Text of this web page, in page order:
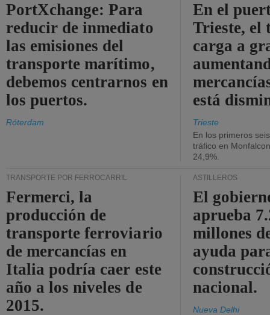
PortXchange: Para
reducir de inmediato
las emisiones del
transporte marítimo,
debemos centrarnos en
los puertos.
Róterdam
En el
Trieste, el
carga a
está
Trieste
En los primeros
tráfico en
24,9%.
TRANSPORTE POR FERROCARRIL
Fermerci, la
producción de
transporte ferroviario
de mercancías en
Italia podría caer este
año a los niveles de
2015.
ASTILLEROS
El
aprueba
millones
ayuda
nacional.
Nueva Delhi